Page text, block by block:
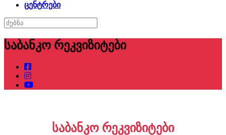
ცენტრები
საბანკო რეკვიზიტები
საბანკო რეკვიზიტები